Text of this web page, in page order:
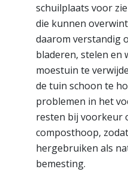
schuilplaats voor
die kunnen
daarom verstandig
bladeren, stelen en
moestuin te
de tuin schoon te
problemen in het
resten bij voorkeur
composthoop,
hergebruiken als
bemesting.